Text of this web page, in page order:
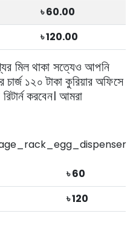
৳ 60.00
৳ 120.00
মিল থাকা সত্যেও আপনি
১২০ টাকা কুরিয়ার অফিসে
করবেন। আমরা
৳ 60
৳ 120